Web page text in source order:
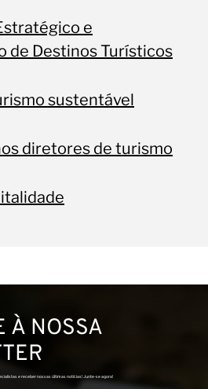
e
de Destinos Turísticos
sustentável
diretores de turismo
À NOSSA
e receber nossas últimas notícias! Junte-se agora!